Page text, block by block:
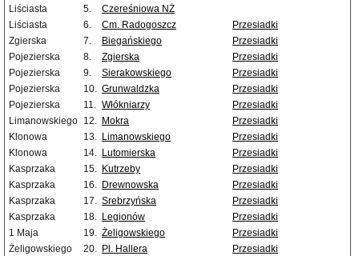
Liściasta
5.
Czereśniowa NŻ
Liściasta
6. Cm. Radogoszcz
Przesiadki
Zgierska
7. Biegańskiego
Przesiadki
Pojezierska
8. Zgierska
Przesiadki
Pojezierska
9. Sierakowskiego
Przesiadki
Pojezierska
10. Grunwaldzka
Przesiadki
Pojezierska
11. Włókniarzy
Przesiadki
Limanowskiego 12. Mokra
Przesiadki
Klonowa
13. Limanowskiego
Przesiadki
Klonowa
14. Lutomierska
Przesiadki
Kasprzaka
15. Kutrzeby
Przesiadki
Kasprzaka
16. Drewnowska
Przesiadki
Kasprzaka
17. Srebrzyńska
Przesiadki
Kasprzaka
18. Legionów
Przesiadki
1 Maja
19. Żeligowskiego
Przesiadki
Żeligowskiego
20. Pl. Hallera
Przesiadki